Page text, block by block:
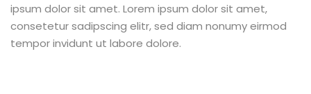
ipsum dolor sit amet. Lorem ipsum dolor sit amet,
consetetur sadipscing elitr, sed diam nonumy eirmod
tempor invidunt ut labore dolore.